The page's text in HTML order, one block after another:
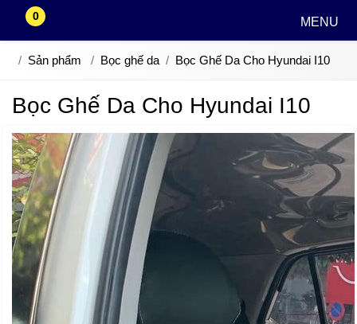
0 MENU
Sản phẩm Bọc ghế da Bọc Ghế Da Cho Hyundai I10
Bọc Ghế Da Cho Hyundai I10